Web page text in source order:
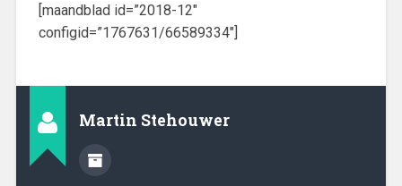
[maandblad id=”2018-12″
configid=”1767631/66589334″]
Martin Stehouwer